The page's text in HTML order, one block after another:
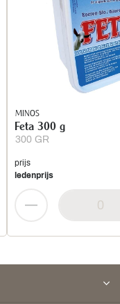
MINOS
300 GR
Feta 300 g
prijs
ledenprijs